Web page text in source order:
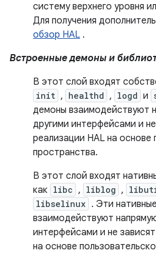
систему верхнего уровня
Для получения
обзор HAL .
Встроенные демоны и
В этот слой входят
init , healthd , logd и
демоны взаимодействуют
другими интерфейсами и
реализации HAL на основе
пространства.
В этот слой входят
как libc , liblog ,
libselinux . Эти
взаимодействуют
интерфейсами и не
на основе